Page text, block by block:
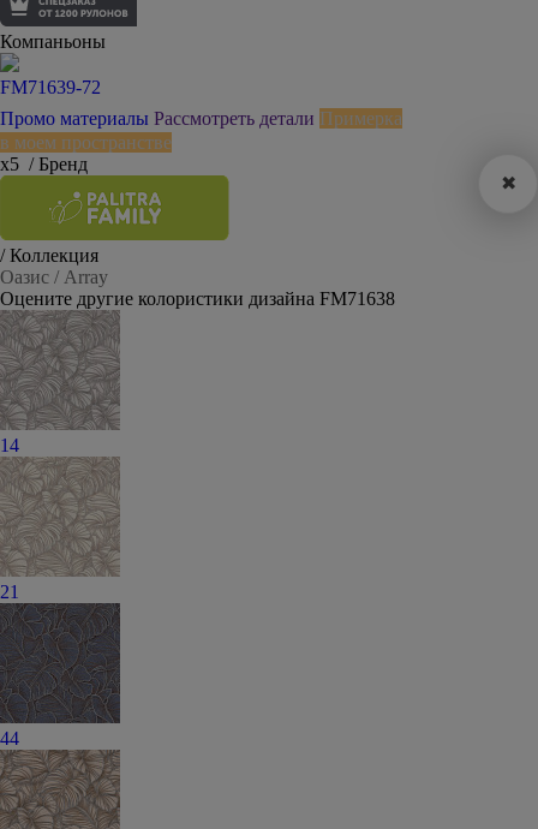
Компаньоны
FM71639-72
Промо материалы Рассмотреть детали Примерка
в моем пространстве
х5
✖
/ Бренд
/ Коллекция
Оазис / Array
Оцените другие колористики дизайна FM71638
14
21
44